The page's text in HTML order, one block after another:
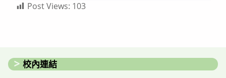
Post Views: 103
校內連結